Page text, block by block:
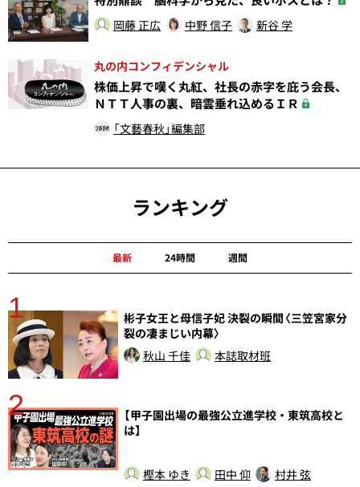
岡藤 正広 中野 信子 新谷 学
丸の内コンフィデンシャル
株価上昇で嘆く丸紅、社長の赤字を庇う会長、
ＮＴＴ人事の裏、暗雲垂れ込めるＩＲ
「文藝春秋」編集部
ランキング
最新 24時間 週間
1
彬子女王と母信子妃 決裂の瞬間〈三笠宮家分
裂の凄まじい内幕〉
秋山 千佳
本誌取材班
2
【甲子園出場の最強公立進学校・東筑高校と
は】
樫本 ゆき 田中 仰 村井 弦